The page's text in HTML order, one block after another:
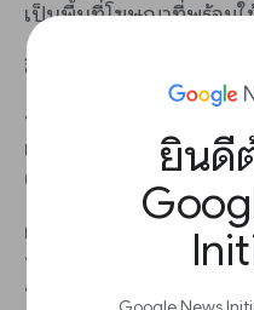
ยินดี
เป็นพื้นที่โฆษณาที่พร้อมใ
สิ่งใดส่งผลต่อมูลค่าของพื้
การขายโฆษณาจะคิดเป็น
เงินในอัตราที่เรียกว่า ต้นทุ
(CPM)
สำหรับการแสดง
ผู้เผยแพร่เนื้อหาส่วนใหญ่
ของตน
อัตราการขายผ่าน
ที่มองเห็นได้ซึ่งคุณขาย โด